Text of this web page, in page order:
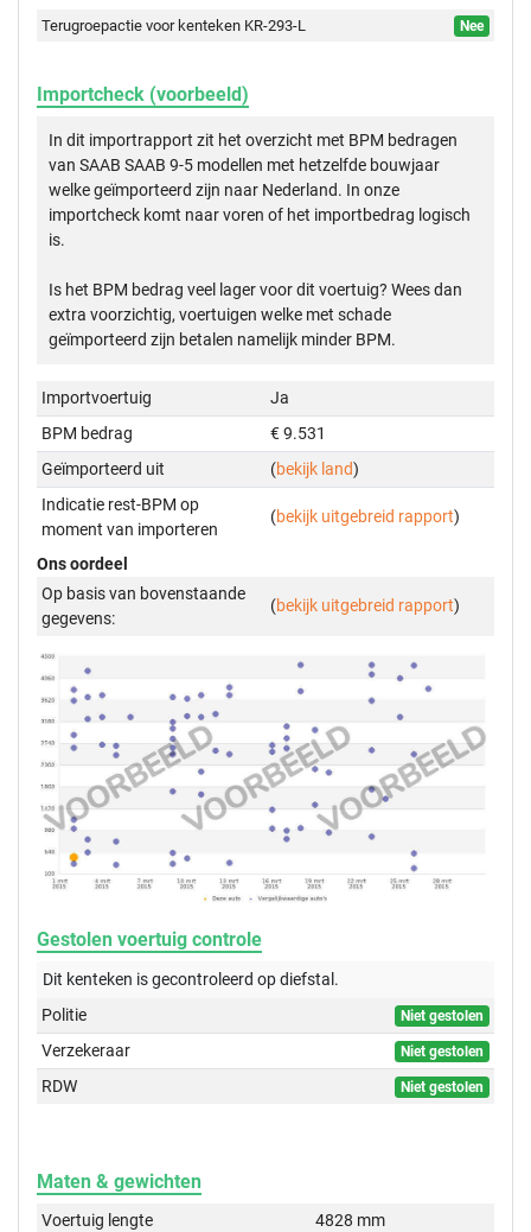
Terugroepactie voor kenteken KR-293-L
Nee
Importcheck (voorbeeld)
In dit importrapport zit het overzicht met BPM bedragen
van SAAB SAAB 9-5 modellen met hetzelfde bouwjaar
welke geïmporteerd zijn naar Nederland. In onze
importcheck komt naar voren of het importbedrag logisch
is.
Is het BPM bedrag veel lager voor dit voertuig? Wees dan
extra voorzichtig, voertuigen welke met schade
geïmporteerd zijn betalen namelijk minder BPM.
Importvoertuig
Ja
BPM bedrag
€ 9.531
Geïmporteerd uit
(bekijk land)
Indicatie rest-BPM op
moment van importeren
(bekijk uitgebreid rapport)
Ons oordeel
Op basis van bovenstaande
gegevens:
(bekijk uitgebreid rapport)
Gestolen voertuig controle
Dit kenteken is gecontroleerd opdiefstal.
Politie
Niet gestolen
Verzekeraar Niet gestolen
RDW Niet gestolen
Maten & gewichten
Voertuig lengte
4828 mm